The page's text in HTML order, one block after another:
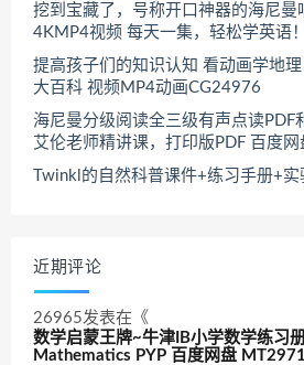
挖到宝藏了，号称开口神器的海尼
4KMP4视频 每天一集，轻松学英语
提高孩子们的知识认知 看动画学地
大百科 视频MP4动画CG24976
海尼曼分级阅读全三级有声点读PDF
艾伦老师精讲课，打印版PDF 百度
Twinkl的自然科普课件+练习手册+
近期评论
26965发表在《
数学启蒙王牌~牛津IB小学数学练习
Mathematics PYP 百度网盘